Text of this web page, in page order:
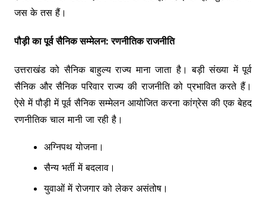
जस के तस हैं।
पौड़ी का पूर्व सैनिक सम्मेलन: रणनीतिक राजनीति
उत्तराखंड को सैनिक बाहुल्य राज्य माना जाता है। बड़ी संख्या में पूर्व
सैनिक और सैनिक परिवार राज्य की राजनीति को प्रभावित करते हैं।
ऐसे में पौड़ी में पूर्व सैनिक सम्मेलन आयोजित करना कांग्रेस की एक बेहद
रणनीतिक चाल मानी जा रही है।
अग्निपथ योजना।
सैन्य भर्ती में बदलाव।
युवाओं में रोजगार को लेकर असंतोष।